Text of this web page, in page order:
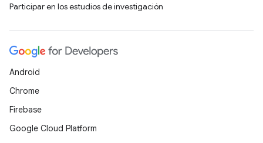
Participar en los estudios de investigación
Android
Chrome
Firebase
Google Cloud Platform